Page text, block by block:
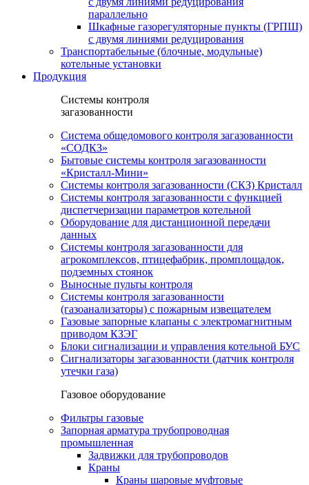
параллельно
Шкафные газорегуляторные пункты (ГРПШ)
c двумя линиями редуцирования
Транспортабельные (блочные, модульные)
котельные установки
Продукция
Системы контроля
загазованности
Система общедомового контроля загазованности
«СОДКЗ»
Бытовые системы контроля загазованности
«Кристалл-Мини»
Системы контроля загазованности (СКЗ) Кристалл
Системы контроля загазованности с функцией
диспетчеризации параметров котельной
Оборудование для дистанционной передачи
данных
Системы контроля загазованности для
агрокомплексов, птицефабрик, промплощадок,
подземных стоянок
Выносные пульты контроля
Системы контроля загазованности
(газоанализаторы) с пожарным извещателем
Газовые запорные клапаны с электромагнитным
приводом КЗЭГ
Блоки сигнализации и управления котельной БУС
Сигнализаторы загазованности (датчик контроля
утечки газа)
Газовое оборудование
Фильтры газовые
Запорная арматура трубопроводная
промышленная
Задвижки для трубопроводов
Краны
Краны шаровые муфтовые